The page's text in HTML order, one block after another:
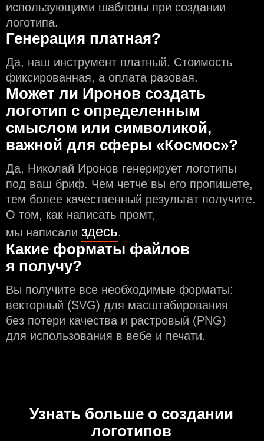
использующими шаблоны при создании
логотипа.
Генерация платная?
Да, наш инструмент платный. Стоимость
фиксированная, а оплата разовая.
Может ли Иронов создать
логотип с определeнным
смыслом или символикой,
важной для сферы «Космос»?
Да, Николай Иронов генерирует логотипы
под ваш бриф. Чем чeтче вы его пропишете,
тем более качественный результат получите.
О том, как написать промт,
мы написали здесь.
Какие форматы файлов
я получу?
Вы получите все необходимые форматы:
векторный (SVG) для масштабирования
без потери качества и растровый (PNG)
для использования в вебе и печати.
Узнать больше о создании
логотипов